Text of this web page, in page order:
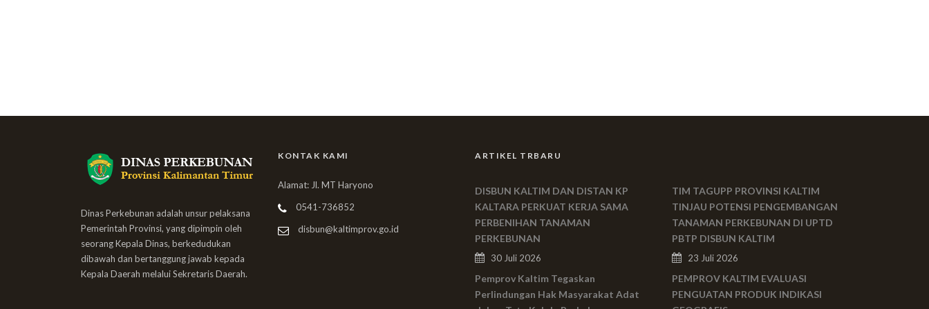
Dinas Perkebunan adalah unsur pelaksana
Pemerintah Provinsi, yang dipimpin oleh
seorang Kepala Dinas, berkedudukan
dibawah dan bertanggung jawab kepada
Kepala Daerah melalui Sekretaris Daerah.
KONTAK KAMI
Alamat: Jl. MT Haryono
0541-736852
disbun@kaltimprov.go.id
ARTIKEL TRBARU
DISBUN KALTIM DAN DISTAN KP
KALTARA PERKUAT KERJA SAMA
PERBENIHAN TANAMAN
PERKEBUNAN
30 Juli 2026
Pemprov Kaltim Tegaskan
Perlindungan Hak Masyarakat Adat
TIM TAGUPP PROVINSI KALTIM
TINJAU POTENSI PENGEMBANGAN
TANAMAN PERKEBUNAN DI UPTD
PBTP DISBUN KALTIM
23 Juli 2026
PEMPROV KALTIM EVALUASI
PENGUATAN PRODUK INDIKASI